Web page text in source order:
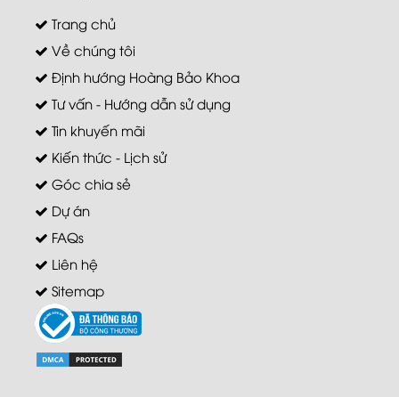
Trang chủ
Về chúng tôi
Định hướng Hoàng Bảo Khoa
Tư vấn - Hướng dẫn sử dụng
Tin khuyến mãi
Kiến thức - Lịch sử
Góc chia sẻ
Dự án
FAQs
Liên hệ
Sitemap